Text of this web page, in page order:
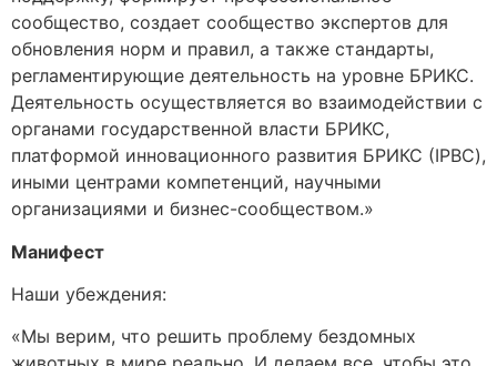
сообщество, создает сообщество экспертов для
обновления норм и правил, а также стандарты,
регламентирующие деятельность на уровне БРИКС.
Деятельность осуществляется во взаимодействии с
органами государственной власти БРИКС,
платформой инновационного развития БРИКС (IPBC),
иными центрами компетенций, научными
организациями и бизнес-сообществом.»
Манифест
Наши убеждения:
«Мы верим, что решить проблему бездомных